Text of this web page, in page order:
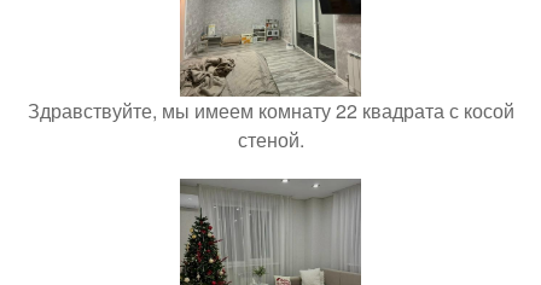
Здравствуйте, мы имеем комнату 22 квадрата с косой
стеной.